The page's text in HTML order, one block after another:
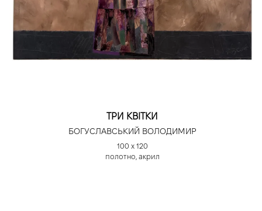
ТРИ КВІТКИ
БОГУСЛАВСЬКИЙ ВОЛОДИМИР
100 х 120
полотно, акрил